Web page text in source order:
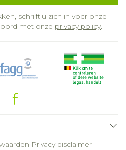
schrijft u zich in voor onze
met onze privacy policy.
Privacy disclaimer